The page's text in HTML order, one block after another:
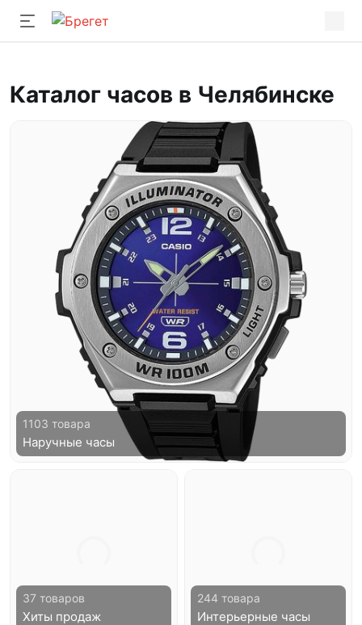
Каталог часов в Челябинске
1103 товара
Наручные часы
37 товаров
Хиты продаж
244 товара
Интерьерные часы